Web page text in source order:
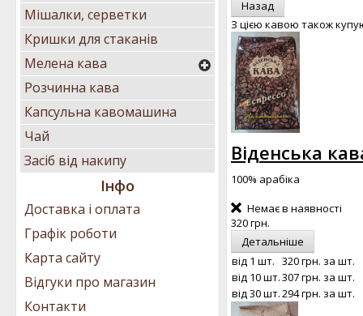
З цією кавою також
Віденська
100% арабіка
Немає в наявності
320 грн.
Детальніше
від 1 шт. 320 грн. за шт.
від 10 шт.307 грн. за шт.
від 30 шт.294 грн. за шт.
Мішалки, серветки
Кришки для стаканів
Мелена кава
Розчинна кава
Капсульна кавомашина
Чай
Засіб від накипу
Інфо
Доставка і оплата
Графік роботи
Карта сайту
Відгуки про магазин
Контакти